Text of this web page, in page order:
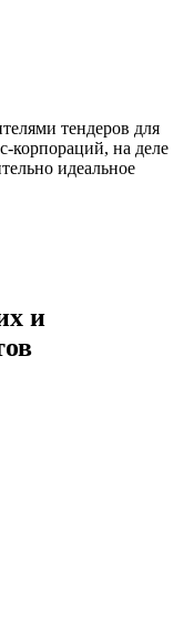
тендеров для
корпораций, на деле
идеальное
и